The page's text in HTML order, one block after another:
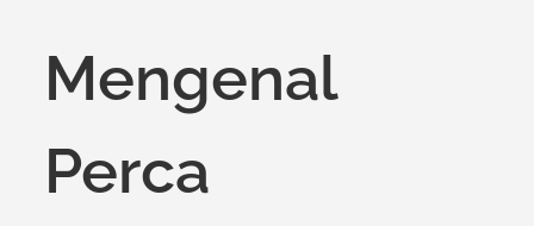
Mengenal
Perca